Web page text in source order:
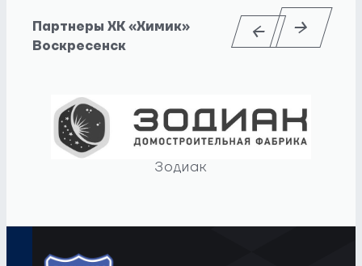
Партнеры ХК «Химик»
Воскресенск
Зодиак